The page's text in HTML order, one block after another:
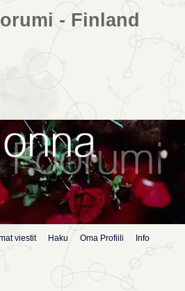
- Finland
viestit Haku Oma Profiili Info